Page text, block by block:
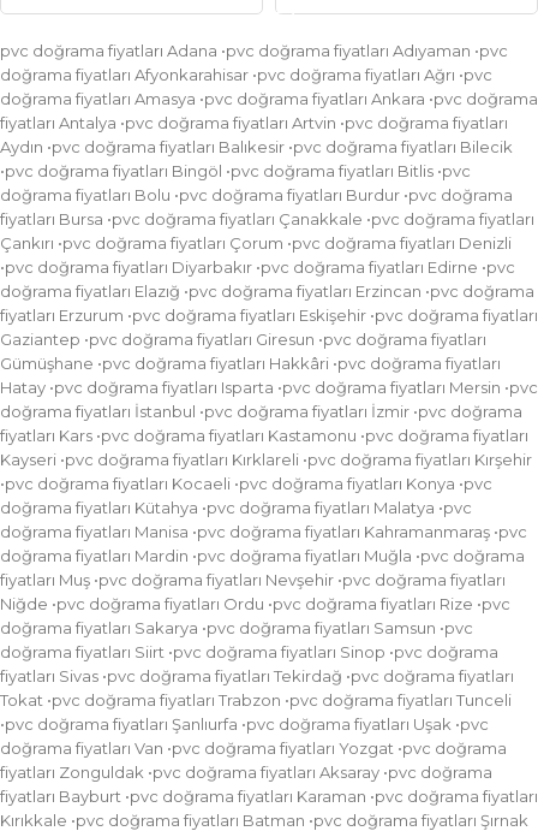
pvc doğrama fiyatları Adana •pvc doğrama fiyatları Adıyaman •pvc
doğrama fiyatları Afyonkarahisar •pvc doğrama fiyatları Ağrı •pvc
doğrama fiyatları Amasya •pvc doğrama fiyatları Ankara •pvc doğrama
fiyatları Antalya •pvc doğrama fiyatları Artvin •pvc doğrama fiyatları
Aydın •pvc doğrama fiyatları Balıkesir •pvc doğrama fiyatları Bilecik
•pvc doğrama fiyatları Bingöl •pvc doğrama fiyatları Bitlis •pvc
doğrama fiyatları Bolu •pvc doğrama fiyatları Burdur •pvc doğrama
fiyatları Bursa •pvc doğrama fiyatları Çanakkale •pvc doğrama fiyatları
Çankırı •pvc doğrama fiyatları Çorum •pvc doğrama fiyatları Denizli
•pvc doğrama fiyatları Diyarbakır •pvc doğrama fiyatları Edirne •pvc
doğrama fiyatları Elazığ •pvc doğrama fiyatları Erzincan •pvc doğrama
fiyatları Erzurum •pvc doğrama fiyatları Eskişehir •pvc doğrama fiyatları
Gaziantep •pvc doğrama fiyatları Giresun •pvc doğrama fiyatları
Gümüşhane •pvc doğrama fiyatları Hakkâri •pvc doğrama fiyatları
Hatay •pvc doğrama fiyatları Isparta •pvc doğrama fiyatları Mersin •pvc
doğrama fiyatları İstanbul •pvc doğrama fiyatları İzmir •pvc doğrama
fiyatları Kars •pvc doğrama fiyatları Kastamonu •pvc doğrama fiyatları
Kayseri •pvc doğrama fiyatları Kırklareli •pvc doğrama fiyatları Kırşehir
•pvc doğrama fiyatları Kocaeli •pvc doğrama fiyatları Konya •pvc
doğrama fiyatları Kütahya •pvc doğrama fiyatları Malatya •pvc
doğrama fiyatları Manisa •pvc doğrama fiyatları Kahramanmaraş •pvc
doğrama fiyatları Mardin •pvc doğrama fiyatları Muğla •pvc doğrama
fiyatları Muş •pvc doğrama fiyatları Nevşehir •pvc doğrama fiyatları
Niğde •pvc doğrama fiyatları Ordu •pvc doğrama fiyatları Rize •pvc
doğrama fiyatları Sakarya •pvc doğrama fiyatları Samsun •pvc
doğrama fiyatları Siirt •pvc doğrama fiyatları Sinop •pvc doğrama
fiyatları Sivas •pvc doğrama fiyatları Tekirdağ •pvc doğrama fiyatları
Tokat •pvc doğrama fiyatları Trabzon •pvc doğrama fiyatları Tunceli
•pvc doğrama fiyatları Şanlıurfa •pvc doğrama fiyatları Uşak •pvc
doğrama fiyatları Van •pvc doğrama fiyatları Yozgat •pvc doğrama
fiyatları Zonguldak •pvc doğrama fiyatları Aksaray •pvc doğrama
fiyatları Bayburt •pvc doğrama fiyatları Karaman •pvc doğrama fiyatları
Kırıkkale •pvc doğrama fiyatları Batman •pvc doğrama fiyatları Şırnak